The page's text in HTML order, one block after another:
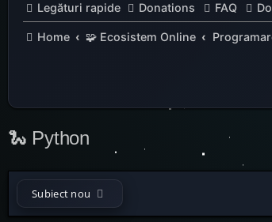
Legături rapide Donations FAQ
Home 🧩 Ecosistem Online
🐍 Python
Subiect nou